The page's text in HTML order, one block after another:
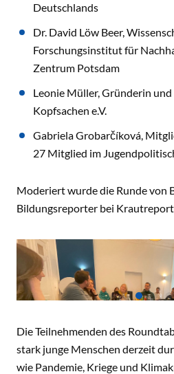
Deutschlands
Dr. David Löw Beer,
Forschungsinstitut für
Zentrum Potsdam
Leonie Müller, Gründerin
Kopfsachen e.V.
Gabriela Grobarčíková,
27 Mitglied im
Moderiert wurde die Runde von
Bildungsreporter bei
Die Teilnehmenden des
stark junge Menschen derzeit
wie Pandemie, Kriege und